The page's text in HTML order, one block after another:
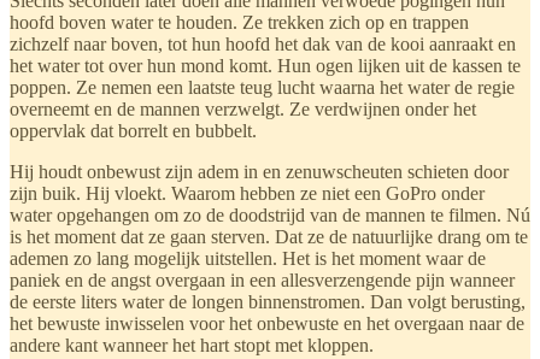
hoofd boven water te houden. Ze trekken zich op en trappen
zichzelf naar boven, tot hun hoofd het dak van de kooi aanraakt en
het water tot over hun mond komt. Hun ogen lijken uit de kassen te
poppen. Ze nemen een laatste teug lucht waarna het water de regie
overneemt en de mannen verzwelgt. Ze verdwijnen onder het
oppervlak dat borrelt en bubbelt.
Hij houdt onbewust zijn adem in en zenuwscheuten schieten door
zijn buik. Hij vloekt. Waarom hebben ze niet een GoPro onder
water opgehangen om zo de doodstrijd van de mannen te filmen. Nú
is het moment dat ze gaan sterven. Dat ze de natuurlijke drang om te
ademen zo lang mogelijk uitstellen. Het is het moment waar de
paniek en de angst overgaan in een allesverzengende pijn wanneer
de eerste liters water de longen binnenstromen. Dan volgt berusting,
het bewuste inwisselen voor het onbewuste en het overgaan naar de
andere kant wanneer het hart stopt met kloppen.